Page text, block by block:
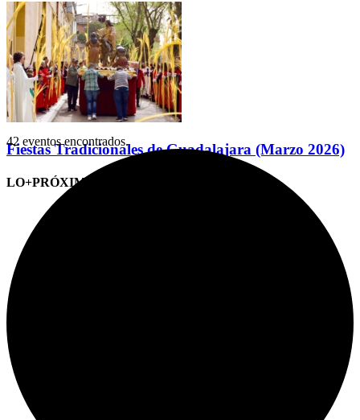
Fiestas Tradicionales de Guadalajara (Marzo 2026)
LO+PRÓXIMO (CITAS)
42 eventos encontrados.